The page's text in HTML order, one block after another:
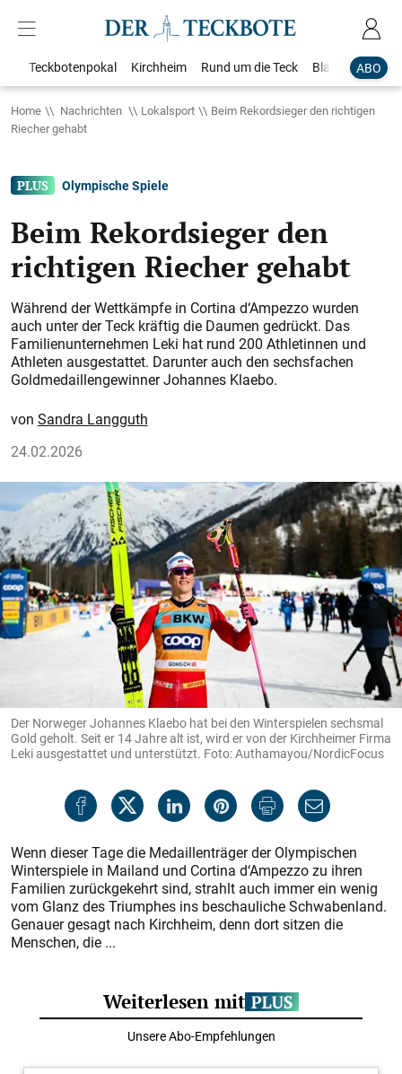
ABO
Teckbotenpokal Kirchheim Rund um die Teck Blaulicht
Home Nachrichten Lokalsport
Beim Rekordsieger den richtigen
Riecher gehabt
Olympische Spiele
Beim Rekordsieger den
richtigen Riecher gehabt
Während der Wettkämpfe in Cortina d‘Ampezzo wurden
auch unter der Teck kräftig die Daumen gedrückt. Das
Familienunternehmen Leki hat rund 200 Athletinnen und
Athleten ausgestattet. Darunter auch den sechsfachen
Goldmedaillengewinner Johannes Klaebo.
Sandra Langguth
24.02.2026
Der Norweger Johannes Klaebo hat bei den Winterspielen sechsmal
Gold geholt. Seit er 14 Jahre alt ist, wird er von der Kirchheimer Firma
Leki ausgestattet und unterstützt. Foto: Authamayou/NordicFocus
Wenn dieser Tage die Medaillenträger der Olympischen
Winterspiele in Mailand und Cortina d‘Ampezzo zu ihren
Familien zurückgekehrt sind, strahlt auch immer ein wenig
vom Glanz des Triumphes ins beschauliche Schwabenland.
Genauer gesagt nach Kirchheim, denn dort sitzen die
Menschen, die ...